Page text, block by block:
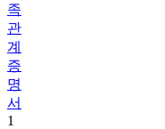
족
관
계
증
명
서
1